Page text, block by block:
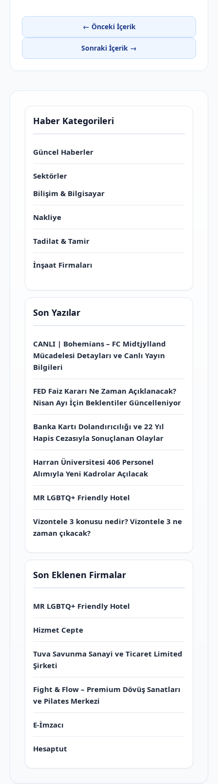
← Önceki İçerik
Sonraki İçerik →
Haber Kategorileri
Güncel Haberler
Sektörler
Bilişim & Bilgisayar
Nakliye
Tadilat & Tamir
İnşaat Firmaları
Son Yazılar
CANLI | Bohemians – FC Midtjylland
Mücadelesi Detayları ve Canlı Yayın
Bilgileri
FED Faiz Kararı Ne Zaman Açıklanacak?
Nisan Ayı İçin Beklentiler Güncelleniyor
Banka Kartı Dolandırıcılığı ve 22 Yıl
Hapis Cezasıyla Sonuçlanan Olaylar
Harran Üniversitesi 406 Personel
Alımıyla Yeni Kadrolar Açılacak
MR LGBTQ+ Friendly Hotel
Vizontele 3 konusu nedir? Vizontele 3 ne
zaman çıkacak?
Son Eklenen Firmalar
MR LGBTQ+ Friendly Hotel
Hizmet Cepte
Tuva Savunma Sanayi ve Ticaret Limited
Şirketi
Fight & Flow – Premium Dövüş Sanatları
ve Pilates Merkezi
E-İmzacı
Hesaptut